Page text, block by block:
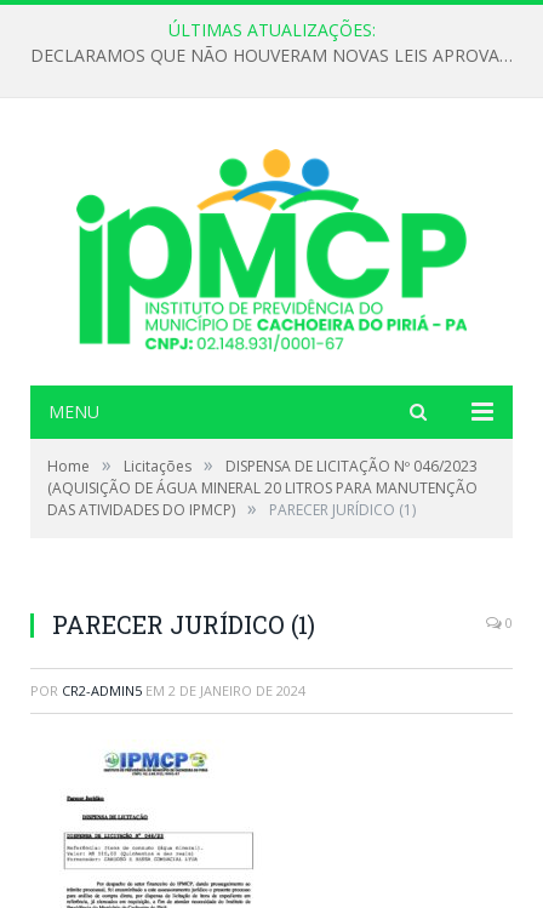
ÚLTIMAS ATUALIZAÇÕES:
DECLARAMOS QUE NÃO HOUVERAM NOVAS LEIS APROVADAS ATÉ O MOMENTO PARA O INSTITUTO DE PREVIDÊNCIA NO ANO DE 2026
MENU
Home » Licitações »
DISPENSA DE LICITAÇÃO Nº 046/2023
(AQUISIÇÃO DE ÁGUA MINERAL 20 LITROS PARA MANUTENÇÃO
DAS ATIVIDADES DO IPMCP) » PARECER JURÍDICO (1)
PARECER JURÍDICO (1) 0
POR CR2-ADMIN5 EM 2 DE JANEIRO DE 2024